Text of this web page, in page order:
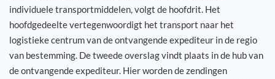
individuele transportmiddelen, volgt de hoofdrit. Het
hoofdgedeelte vertegenwoordigt het transport naar het
logistieke centrum van de ontvangende expediteur in de regio
van bestemming. De tweede overslag vindt plaats in de hub van
de ontvangende expediteur. Hier worden de zendingen